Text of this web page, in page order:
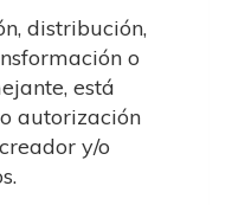
distribución,
o
está
autorización
y/o